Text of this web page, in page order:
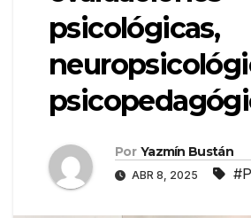
psicológicas,
Por Yazmín Bustán
ABR 8, 2025